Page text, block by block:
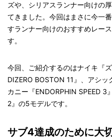
ズや、シリアスランナー向けの
てきました。今回はまさに今一
すランナー向けのおすすめレー
す。
今回、ご紹介するのはナイキ『
DIZERO BOSTON 11』、アシッ
カニー『ENDORPHIN SPEED 3
2』の5モデルです。
サブ4達成のために大